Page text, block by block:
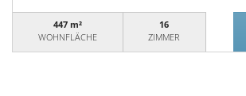
447 m²
WOHNFLÄCHE
16
ZIMMER